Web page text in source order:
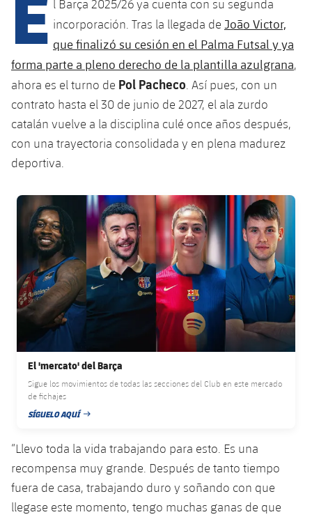
plusicon
más
Instalaciones
Spotify Camp Nou
Palau Blaugrana
Estadi Johan Cruyff
Barça Cafe
Ciutat Esportiva
La Masia
plusicon
más
Servicios
Servicios Médicos
Accesibilidad
plusicon
más
Acreditaciones
Instalaciones
l Barça 2025/26 ya cuenta con su segunda
incorporación. Tras la llegada de João Victor,
que finalizó su cesión en el Palma Futsal y ya
forma parte a pleno derecho de la plantilla azulgrana,
ahora es el turno de Pol Pacheco . Así pues, con un
contrato hasta el 30 de junio de 2027, el ala zurdo
catalán vuelve a la disciplina culé once años después,
con una trayectoria consolidada y en plena madurez
deportiva.
FC Barcelona club badge
El 'mercato' del Barça
Sigue los movimientos de todas las secciones del Club en este mercado
de fichajes
SÍGUELO AQUÍ
FECHA DE PUBLICACIÓN
“Llevo toda la vida trabajando para esto. Es una
recompensa muy grande. Después de tanto tiempo
fuera de casa, trabajando duro y soñando con que
llegase este momento, tengo muchas ganas de que